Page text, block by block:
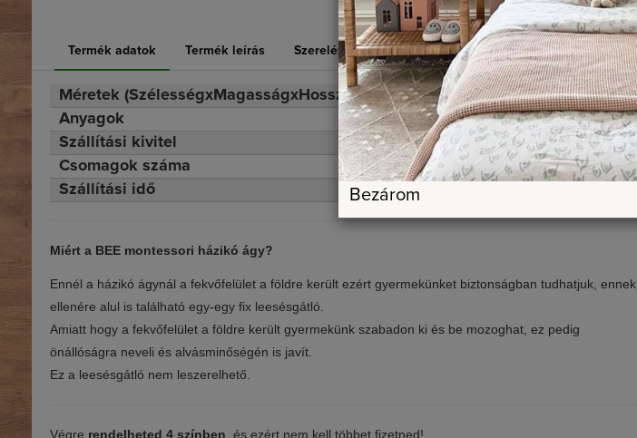
Bezárom
Termék adatok Termék leírás Szerelési útmutató Házhozszállítás
Méretek (SzélességxMagasságxHosszúság)
80x148x180 cm
Anyagok
Fenyő
Szállítási kivitel
Lapraszerelt
Csomagok száma
3
Szállítási idő
Miért a BEE montessori házikó ágy?
Ennél a házikó ágynál a fekvőfelület a földre került ezért gyermekünket biztonságban tudhatjuk, ennek
ellenére alul is található egy-egy fix leesésgátló.
Amiatt hogy a fekvőfelület a földre került gyermekünk szabadon ki és be mozoghat, ez pedig
önállóságra neveli és alvásminőségén is javít.
Ez a leesésgátló nem leszerelhető.
Végre rendelheted 4 színben, és ezért nem kell többet fizetned!